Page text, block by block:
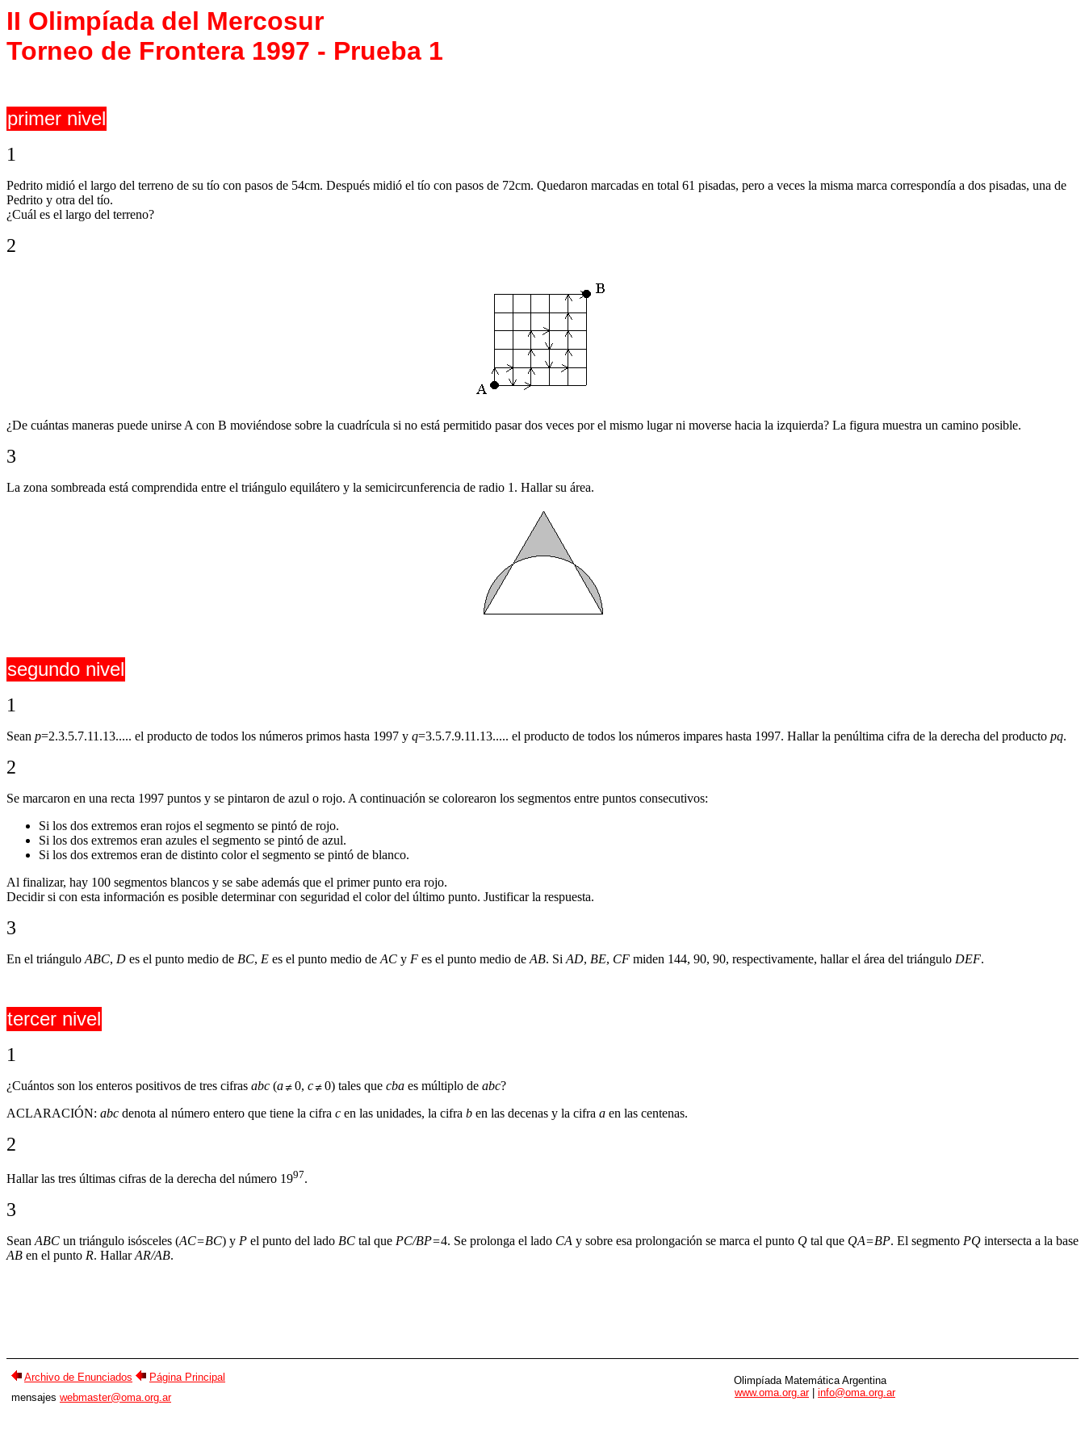
II Olimpíada del Mercosur
Torneo de Frontera 1997 - Prueba 1
primer nivel
1
Pedrito midió el largo del terreno de su tío con pasos de 54cm. Después midió el tío con pasos de 72cm. Quedaron marcadas en total 61 pisadas, pero a veces la misma marca correspondía a dos pisadas, una de
Pedrito y otra del tío.
¿Cuál es el largo del terreno?
2
¿De cuántas maneras puede unirse A con B moviéndose sobre la cuadrícula si no está permitido pasar dos veces por el mismo lugar ni moverse hacia la izquierda? La figura muestra un camino posible.
3
La zona sombreada está comprendida entre el triángulo equilátero y la semicircunferencia de radio 1. Hallar su área.
segundo nivel
1
Sean p=2.3.5.7.11.13..... el producto de todos los números primos hasta 1997 y q=3.5.7.9.11.13..... el producto de todos los números impares hasta 1997. Hallar la penúltima cifra de la derecha del producto pq.
2
Se marcaron en una recta 1997 puntos y se pintaron de azul o rojo. A continuación se colorearon los segmentos entre puntos consecutivos:
Si los dos extremos eran rojos el segmento se pintó de rojo.
Si los dos extremos eran azules el segmento se pintó de azul.
Si los dos extremos eran de distinto color el segmento se pintó de blanco.
Al finalizar, hay 100 segmentos blancos y se sabe además que el primer punto era rojo.
Decidir si con esta información es posible determinar con seguridad el color del último punto. Justificar la respuesta.
3
En el triángulo ABC, D es el punto medio de BC, E es el punto medio de AC y F es el punto medio de AB. Si AD, BE, CF miden 144, 90, 90, respectivamente, hallar el área del triángulo DEF.
tercer nivel
1
¿Cuántos son los enteros positivos de tres cifras abc (a 0, c 0) tales que cba es múltiplo de abc?
ACLARACIÓN: abc denota al número entero que tiene la cifra c en las unidades, la cifra b en las decenas y la cifra a en las centenas.
2
Hallar las tres últimas cifras de la derecha del número 1997.
3
Sean ABC un triángulo isósceles (AC=BC) y P el punto del lado BC tal que PC/BP=4. Se prolonga el lado CA y sobre esa prolongación se marca el punto Q tal que QA=BP. El segmento PQ intersecta a la base
AB en el punto R. HallarAR/AB.
Archivo de Enunciados Página Principal
Olimpíada Matemática Argentina
www.oma.org.ar| info@oma.org.ar
mensajes webmaster@oma.org.ar